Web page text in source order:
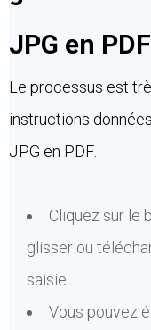
JPG en
Le processus est
instructions
JPG en PDF.
Cliquez sur le
glisser ou
saisie.
Vous pouvez